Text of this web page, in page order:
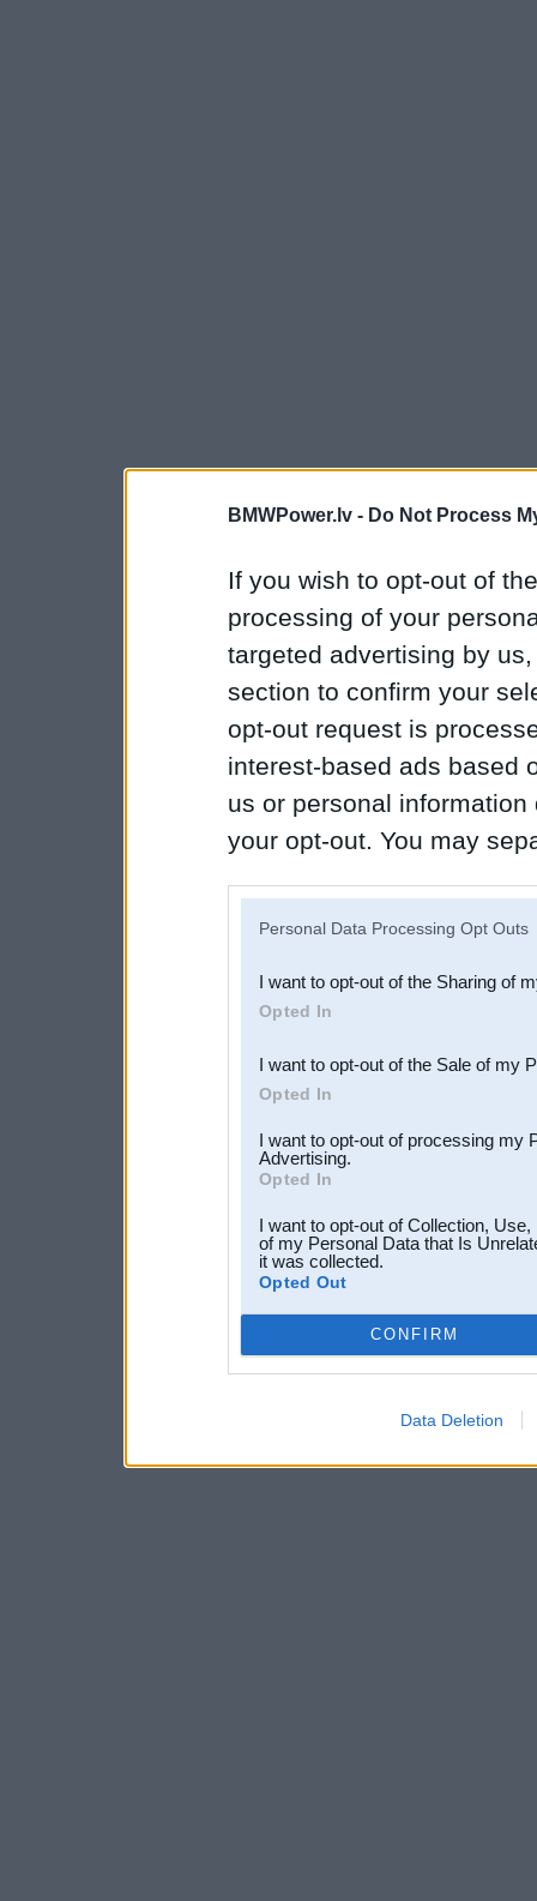
BMWPower.lv - Do Not Process
If you wish to opt-out of
processing of your
targeted advertising by
section to confirm your
opt-out request is
interest-based ads based
us or personal
your opt-out. You may
Downstream Participants
third parties.
Personal Data Processing Opt Outs
I want to opt-out of the Sharing of
Opted In
I want to opt-out of the Sale of my
Opted In
I want to opt-out of processing my
Advertising.
Opted In
I want to opt-out of Collection,
of my Personal Data that Is
it was collected.
Opted Out
CONFIRM
Data Deletion